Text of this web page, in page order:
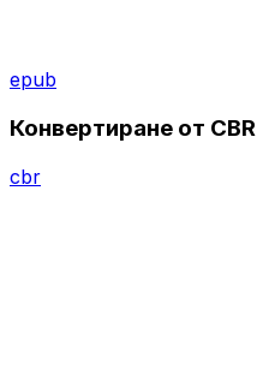
epub
Конвертиране от CBR
cbr